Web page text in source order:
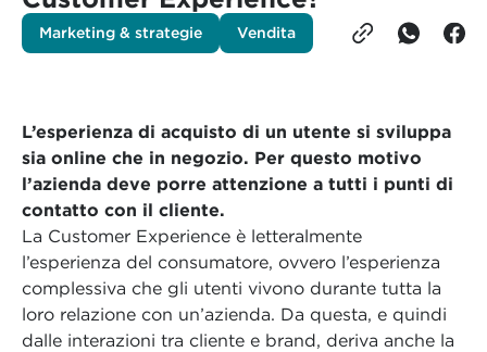
Marketing & strategie Vendita
L’esperienza di acquisto di un utente si sviluppa
sia online che in negozio. Per questo motivo
l’azienda deve porre attenzione a tutti i punti di
contatto con il cliente.
La Customer Experience è letteralmente
l’esperienza del consumatore, ovvero l’esperienza
complessiva che gli utenti vivono durante tutta la
loro relazione con un’azienda. Da questa, e quindi
dalle interazioni tra cliente e brand, deriva anche la